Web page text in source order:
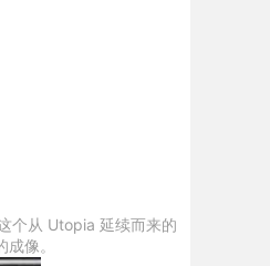
个从 Utopia 延续而来的
像。